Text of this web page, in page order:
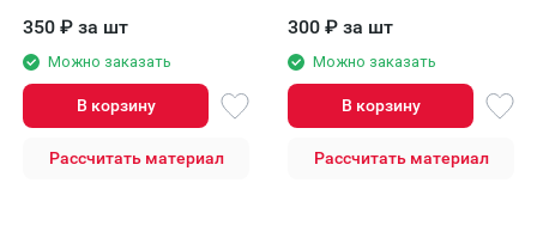
350 ₽ за шт
Можно заказать
В корзину
Рассчитать материал
300 ₽ за шт
Можно заказать
В корзину
Рассчитать материал